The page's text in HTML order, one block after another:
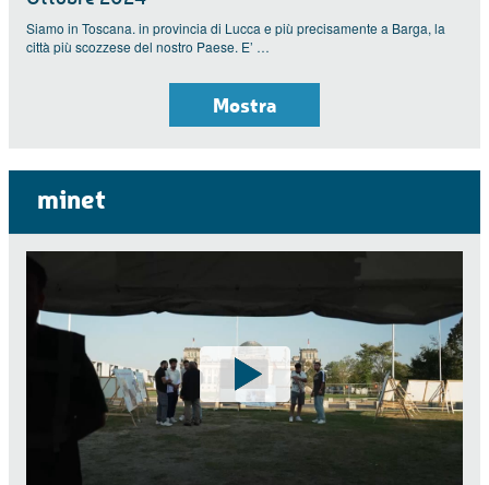
Siamo in Toscana. in provincia di Lucca e più precisamente a Barga, la
città più scozzese del nostro Paese. E’ …
Mostra
minet